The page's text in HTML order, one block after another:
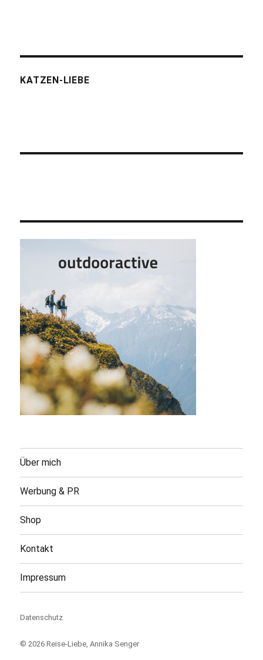
KATZEN-LIEBE
Über mich
Werbung & PR
Shop
Kontakt
Impressum
Datenschutz
© 2026Reise-Liebe , Annika Senger